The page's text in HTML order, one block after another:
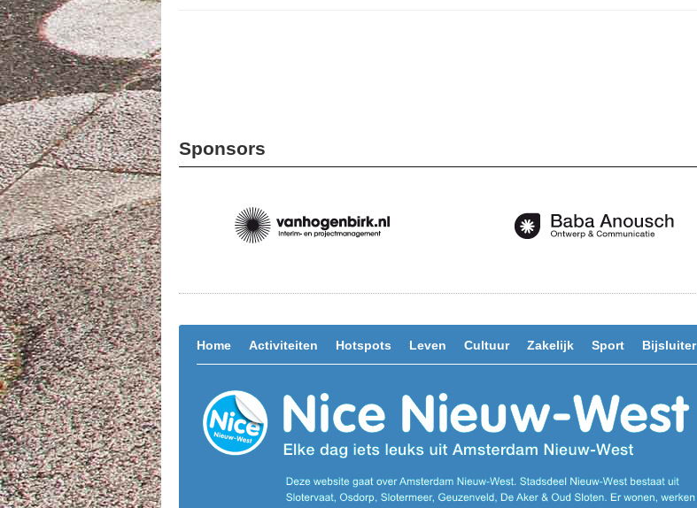
Sponsors
Home Activiteiten Hotspots Leven Cultuur Zakelijk Sport Bijsluiter